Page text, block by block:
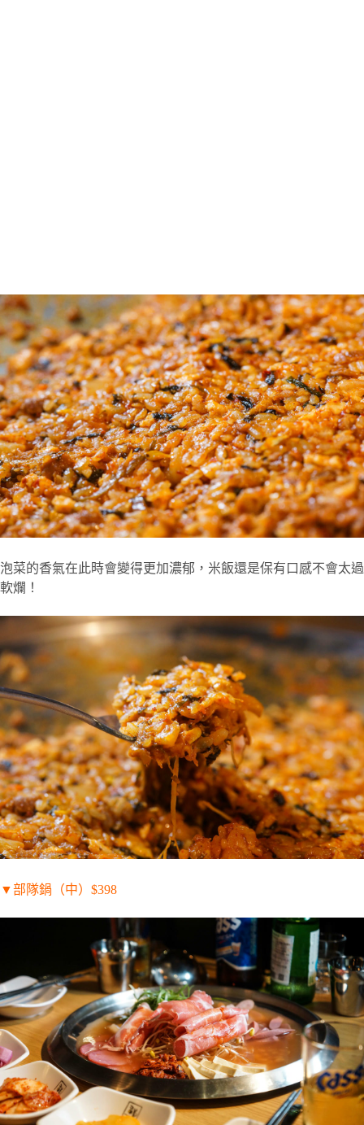
泡菜的香氣在此時會變得更加濃郁，米飯還是保有口感不會太過
軟爛！
▼部隊鍋（中） $398